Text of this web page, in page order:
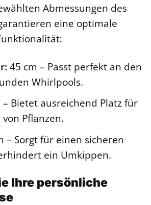
Abmessungen des
eine optimale
45 cm – Passt perfekt an den
Whirlpools.
– Bietet ausreichend Platz für
Pflanzen.
– Sorgt für einen sicheren
ein Umkippen.
Ihre persönliche